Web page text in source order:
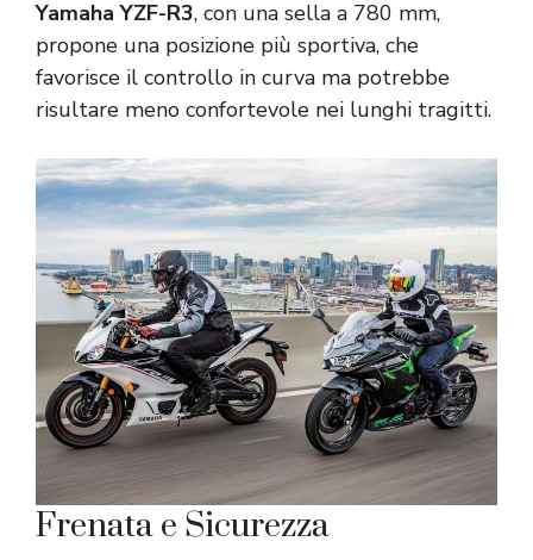
Yamaha YZF-R3, con una sella a 780 mm,
propone una posizione più sportiva, che
favorisce il controllo in curva ma potrebbe
risultare meno confortevole nei lunghi tragitti.
Frenata e Sicurezza